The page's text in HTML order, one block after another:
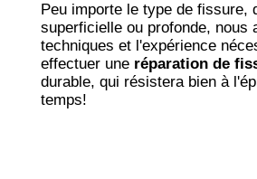
Peu importe le type de fissure,
superficielle ou profonde, nous
techniques et l'expérience
effectuer une réparation de
durable, qui résistera bien à
temps!